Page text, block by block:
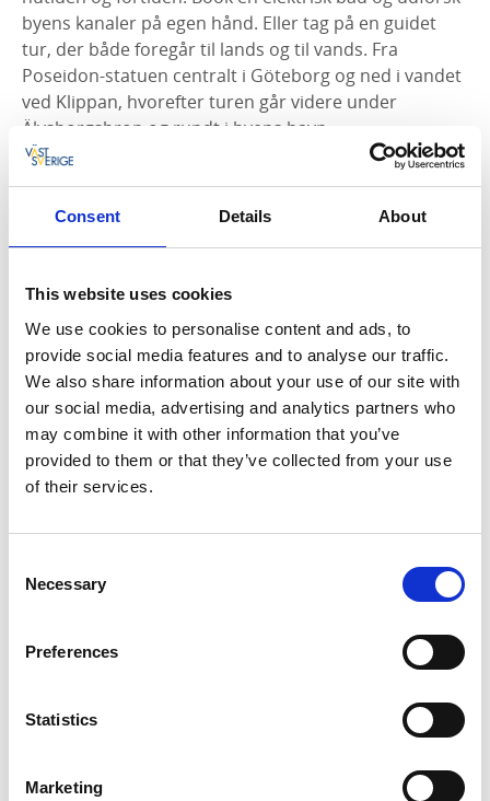
Consent Details About
This website uses cookies
We use cookies to personalise content and ads, to
provide social media features and to analyse our traffic.
We also share information about your use of our site with
our social media, advertising and analytics partners who
may combine it with other information that you’ve
provided to them or that they’ve collected from your use
of their services.
Selection
Necessary
Preferences
Statistics
Marketing
byens kanaler på egen hånd. Eller tag på en guidet
tur, der både foregår til lands og til vands. Fra
Poseidon-statuen centralt i Göteborg og ned i vandet
ved Klippan, hvorefter turen går videre under
Älvsborgsbron og rundt i byens havn.
– Sightseeing langs Göteborgs kanaler.
kanaler på egen hånd i en elektrisk båd.
Ocean Bus– Oplev Göteborg både til lands og til
amfibiebussen.
GUIDE: Sightseeing i Göteborg
6. Hagabullen – Göteborgs berømte kager